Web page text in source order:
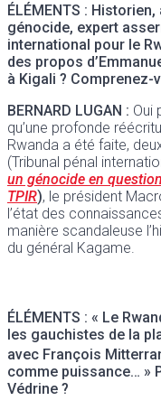
ÉLÉMENTS : Historien,
génocide, expert
international pour le
des propos
à Kigali ? Comprenez-
BERNARD LUGAN : Oui
qu’une profonde
Rwanda a été faite,
(Tribunal pénal
un génocide en
TPIR), le président
l’état des
manière scandaleuse
du général Kagame.
ÉLÉMENTS : « Le
les gauchistes de la
avec François
comme puissance… »
Védrine ?